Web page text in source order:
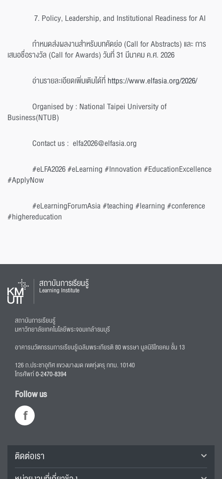
7. Policy, Leadership, and Institutional Readiness for AI
กำหนดส่งผลงานสำหรับบทคัดย่อ (Call for Abstracts) และ การ
เสนอชื่อรางวัล (Call for Awards) วันที่ 31 มีนาคม ค.ศ. 2026
อ่านรายละเอียดเพิ่มเติมได้ที่https://www.elfasia.org/2026/
Organised by : National Taipei University of
Business(NTUB)
Contact us : elfa2026@elfasia.org
#eLFA2026 #eLearning #Innovation #EducationExcellence
#ApplyNow
#eLearningForumAsia #teaching #learning #conference
#highereducation
สถาบันการเรียนรู้
Learning Institute
สถาบันการเรียนรู้
มหาวิทยาลัยเทคโนโลยีพระจอมเกล้าธนบุรี
อาคารนวัตกรรมการเรียนรู้เฉลิมพระเกียรติ 80 พรรษา มูลนิธิไทยคม ชั้น 13
126 ถ.ประชาอุทิศ แขวงบางมด เขตทุ่งครุ กทม. 10140
โทรศัพท์0-2470-8394
Follow us
ติดต่อเรา